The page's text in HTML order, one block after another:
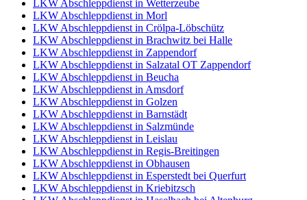
LKW Abschleppdienst in Wetterzeube
LKW Abschleppdienst in Morl
LKW Abschleppdienst in Crölpa-Löbschütz
LKW Abschleppdienst in Brachwitz bei Halle
LKW Abschleppdienst in Zappendorf
LKW Abschleppdienst in Salzatal OT Zappendorf
LKW Abschleppdienst in Beucha
LKW Abschleppdienst in Amsdorf
LKW Abschleppdienst in Golzen
LKW Abschleppdienst in Barnstädt
LKW Abschleppdienst in Salzmünde
LKW Abschleppdienst in Leislau
LKW Abschleppdienst in Regis-Breitingen
LKW Abschleppdienst in Obhausen
LKW Abschleppdienst in Esperstedt bei Querfurt
LKW Abschleppdienst in Kriebitzsch